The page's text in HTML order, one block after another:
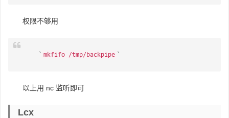
权限不够用
` mkfifo /tmp/backpipe `
以上用 nc 监听即可
Lcx